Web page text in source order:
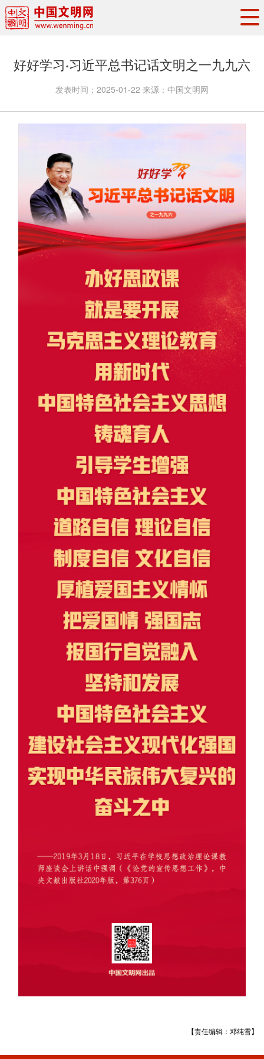
权威发布
资讯联播
地方交流
文明培育
文明实践
文明创建
文明之光
文明影音 文明矩阵
好好学习·习近平总书记话文明之一九九六
发表时间： 2025-01-22 来源： 中国文明网
【责任编辑：邓纯雪】